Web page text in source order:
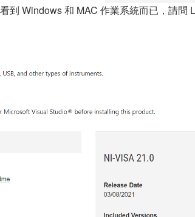
Windows 和 MAC 作業系統而已，請問